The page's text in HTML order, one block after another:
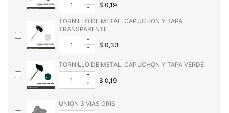
$ 0,19
TORNILLO DE METAL, CAPUCHON Y TAPA
TRANSPARENTE
$ 0,33
TORNILLO DE METAL, CAPUCHON Y TAPA VERDE
$ 0,19
UNION 3 VIAS GRIS